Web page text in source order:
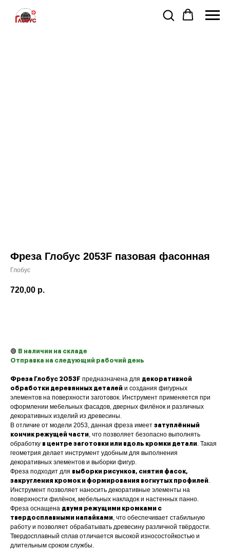
Фреза Глобус 2053F пазовая фасонная
Глобус
720,00 р.
🟢 В наличии на складе
Отправка на следующий рабочий день
Фреза Глобус 2053F предназначена для декоративной
обработки деревянных деталей и создания фигурных
элементов на поверхности заготовок. Инструмент применяется при
оформлении мебельных фасадов, дверных филёнок и различных
декоративных изделий из древесины.
В отличие от модели 2053, данная фреза имеет затуплённый
кончик режущей части, что позволяет безопасно выполнять
обработку в центре заготовки или вдоль кромки детали. Такая
геометрия делает инструмент удобным для выполнения
декоративных элементов и выборки фигур.
Фреза подходит для выборки рисунков, снятия фасок,
закругления кромок и формирования вогнутых профилей.
Инструмент позволяет наносить декоративные элементы на
поверхности филёнок, мебельных накладок и настенных панно.
Фреза оснащена двумя режущими кромками с
твердосплавными напайками, что обеспечивает стабильную
работу и позволяет обрабатывать древесину различной твёрдости.
Твердосплавный сплав отличается высокой износостойкостью и
длительным сроком службы.